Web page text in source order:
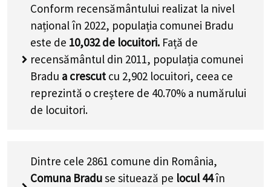
Conform recensământului realizat la nivel
național în 2022, populația comunei Bradu
este de 10,032de locuitori. Față de
recensământul din 2011, populația comunei
Bradu a crescut cu 2,902 locuitori, ceea ce
reprezintă o creștere de 40.70% a numărului
de locuitori.
Dintre cele 2861 comune din România,
Comuna Braduse situează pe locul 44în